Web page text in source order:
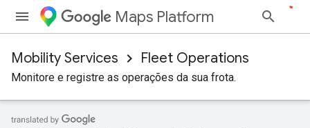
Maps Platform
Mobility Services Fleet Operations
Monitore e registre as operações da sua frota.